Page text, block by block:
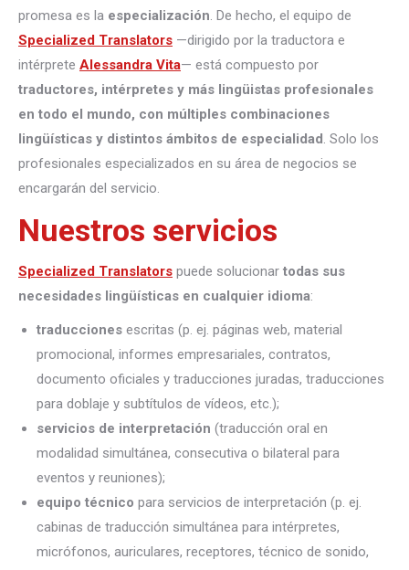
promesa es la especialización. De hecho, el equipo de
Specialized Translators —dirigido por la traductora e
intérprete Alessandra Vita— está compuesto por
traductores, intérpretes y más lingüistas profesionales
en todo el mundo, con múltiples combinaciones
lingüísticas y distintos ámbitos de especialidad. Solo los
profesionales especializados en su área de negocios se
encargarán del servicio.
Nuestros servicios
Specialized Translators puede solucionar todas sus
necesidades lingüísticas en cualquier idioma:
traducciones escritas (p. ej. páginas web, material
promocional, informes empresariales, contratos,
documento oficiales y traducciones juradas, traducciones
para doblaje y subtítulos de vídeos, etc.);
servicios de interpretación (traducción oral en
modalidad simultánea, consecutiva o bilateral para
eventos y reuniones);
equipo técnico para servicios de interpretación (p. ej.
cabinas de traducción simultánea para intérpretes,
micrófonos, auriculares, receptores, técnico de sonido,